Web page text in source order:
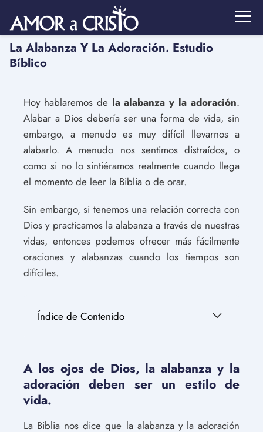
La Alabanza Y La Adoración. Estudio
Bíblico
Hoy hablaremos de la alabanza y la adoración.
Alabar a Dios debería ser una forma de vida, sin
embargo, a menudo es muy difícil llevarnos a
alabarlo. A menudo nos sentimos distraídos, o
como si no lo sintiéramos realmente cuando llega
el momento de leer la Biblia o de orar.
Sin embargo, si tenemos una relación correcta con
Dios y practicamos la alabanza a través de nuestras
vidas, entonces podemos ofrecer más fácilmente
oraciones y alabanzas cuando los tiempos son
difíciles.
Índice de Contenido
A los ojos de Dios, la alabanza y la
adoración deben ser un estilo de
vida.
La Biblia nos dice que la alabanza y la adoración